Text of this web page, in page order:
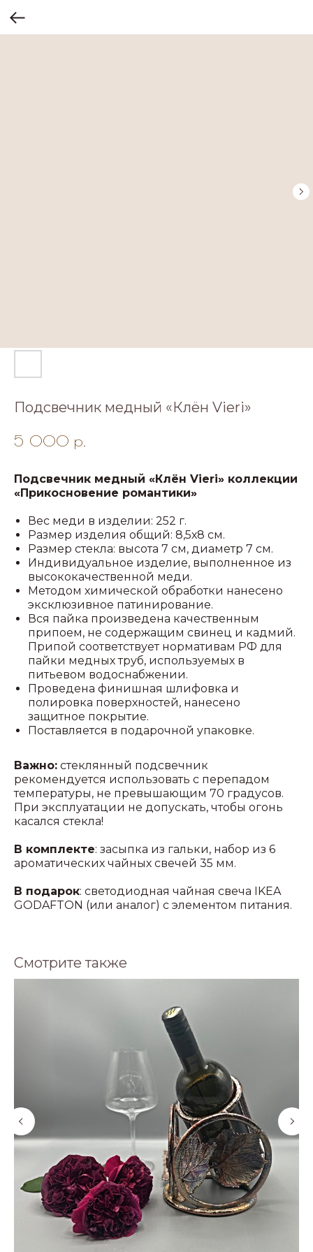
Подсвечник медный «Клён Vieri»
5 000 р.
Подсвечник медный «Клён Vieri» коллекции
«Прикосновение романтики»
Вес меди в изделии: 252 г.
Размер изделия общий: 8,5х8 см.
Размер стекла: высота 7 см, диаметр 7 см.
Индивидуальное изделие, выполненное из
высококачественной меди.
Методом химической обработки нанесено
эксклюзивное патинирование.
Вся пайка произведена качественным
припоем, не содержащим свинец и кадмий.
Припой соответствует нормативам РФ для
пайки медных труб, используемых в
питьевом водоснабжении.
Проведена финишная шлифовка и
полировка поверхностей, нанесено
защитное покрытие.
Поставляется в подарочной упаковке.
Важно: стеклянный подсвечник
рекомендуется использовать с перепадом
температуры, не превышающим 70 градусов.
При эксплуатации не допускать, чтобы огонь
касался стекла!
В комплекте: засыпка из гальки, набор из 6
ароматических чайных свечей 35 мм.
В подарок: светодиодная чайная свеча IKEA
GODAFTON (или аналог) с элементом питания.
Смотрите также